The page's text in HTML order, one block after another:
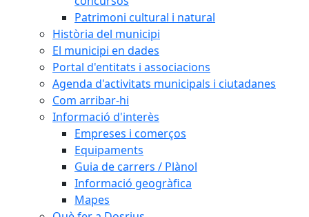
Patrimoni cultural i natural
Història del municipi
El municipi en dades
Portal d'entitats i associacions
Agenda d'activitats municipals i ciutadanes
Com arribar-hi
Informació d'interès
Empreses i comerços
Equipaments
Guia de carrers / Plànol
Informació geogràfica
Mapes